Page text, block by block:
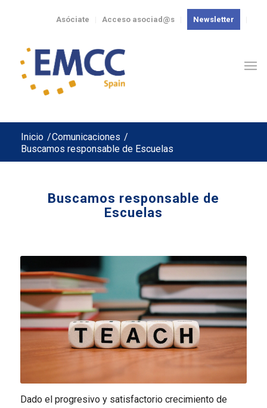
Newsletter
Acceso asociad@s
Asóciate
Inicio /Comunicaciones /
Buscamos responsable de Escuelas
Buscamos responsable de
Escuelas
Dado el progresivo y satisfactorio crecimiento de